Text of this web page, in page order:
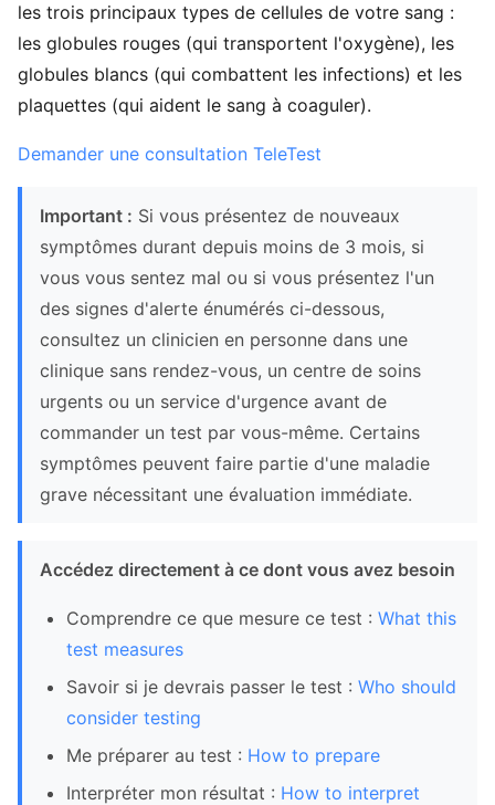
les trois principaux types de cellules de votre sang :
les globules rouges (qui transportent l'oxygène), les
globules blancs (qui combattent les infections) et les
plaquettes (qui aident le sang à coaguler).
Demander une consultation TeleTest
Important : Si vous présentez de nouveaux
symptômes durant depuis moins de 3 mois, si
vous vous sentez mal ou si vous présentez l'un
des signes d'alerte énumérés ci-dessous,
consultez un clinicien en personne dans une
clinique sans rendez-vous, un centre de soins
urgents ou un service d'urgence avant de
commander un test par vous-même. Certains
symptômes peuvent faire partie d'une maladie
grave nécessitant une évaluation immédiate.
Accédez directement à ce dont vous avez besoin
Comprendre ce que mesure ce test : What this
test measures
Savoir si je devrais passer le test : Who should
consider testing
Me préparer au test : How to prepare
Interpréter mon résultat : How to interpret